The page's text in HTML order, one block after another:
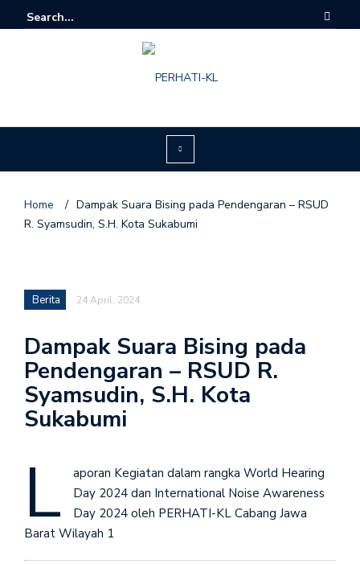
Home / Dampak Suara Bising pada Pendengaran – RSUD
R. Syamsudin, S.H. Kota Sukabumi
Berita 24 April, 2024
Dampak Suara Bising pada
Pendengaran – RSUD R.
Syamsudin, S.H. Kota
Sukabumi
L
aporan Kegiatan dalam rangka World Hearing
Day 2024 dan International Noise Awareness
Day 2024 oleh PERHATI-KL Cabang Jawa
Barat Wilayah 1